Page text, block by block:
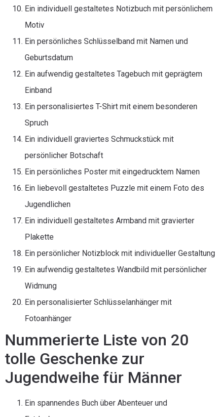
Ein individuell gestaltetes Notizbuch mit persönlichem
Motiv
Ein persönliches Schlüsselband mit Namen und
Geburtsdatum
Ein aufwendig gestaltetes Tagebuch mit geprägtem
Einband
Ein personalisiertes T-Shirt mit einem besonderen
Spruch
Ein individuell graviertes Schmuckstück mit
persönlicher Botschaft
Ein persönliches Poster mit eingedrucktem Namen
Ein liebevoll gestaltetes Puzzle mit einem Foto des
Jugendlichen
Ein individuell gestaltetes Armband mit gravierter
Plakette
Ein persönlicher Notizblock mit individueller Gestaltung
Ein aufwendig gestaltetes Wandbild mit persönlicher
Widmung
Ein personalisierter Schlüsselanhänger mit
Fotoanhänger
Nummerierte Liste von 20
tolle Geschenke zur
Jugendweihe für Männer
Ein spannendes Buch über Abenteuer und